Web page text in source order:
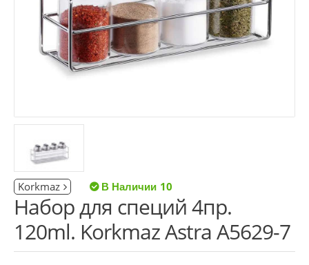
Korkmaz 10
Набор для специй 4пр.
120ml. Korkmaz Astra A5629-7